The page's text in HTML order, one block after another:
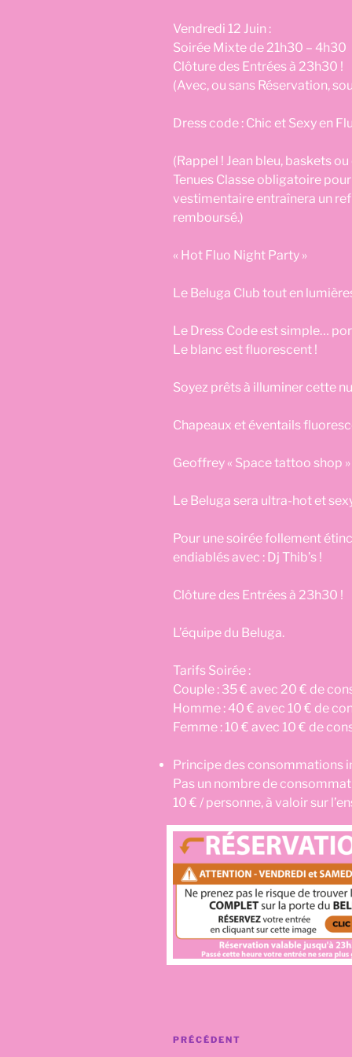
Vendredi 12 Juin :
Soirée Mixte de 21h30 – 4h30
Clôture des Entrées à 23h30 !
(Avec, ou sans Réservation,
Dress code : Chic et Sexy en
(Rappel ! Jean bleu, baskets
Tenues Classe obligatoire
vestimentaire entraînera un
remboursé.)
« Hot Fluo Night Party »
Le Beluga Club tout en
Le Dress Code est simple…
Le blanc est fluorescent !
Soyez prêts à illuminer cette
Chapeaux et éventails
Geoffrey « Space tattoo shop
Le Beluga sera ultra-hot et
Pour une soirée follement
endiablés avec : Dj Thib’s !
Clôture des Entrées à 23h30 !
L’équipe du Beluga.
Tarifs Soirée :
Couple : 35 € avec 20 € de
Homme : 40 € avec 10 € de
Femme : 10 € avec 10 € de
Principe des consommations
Pas un nombre de
10 € / personne, à valoir sur
Navigation
Article
PRÉCÉDENT